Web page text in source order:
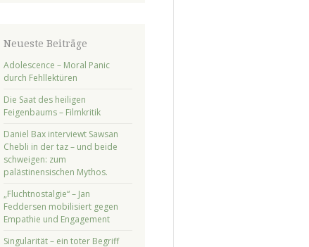
Neueste Beiträge
Adolescence – Moral Panic
durch Fehllektüren
Die Saat des heiligen
Feigenbaums – Filmkritik
Daniel Bax interviewt Sawsan
Chebli in der taz – und beide
schweigen: zum
palästinensischen Mythos.
„Fluchtnostalgie“ – Jan
Feddersen mobilisiert gegen
Empathie und Engagement
Singularität – ein toter Begriff